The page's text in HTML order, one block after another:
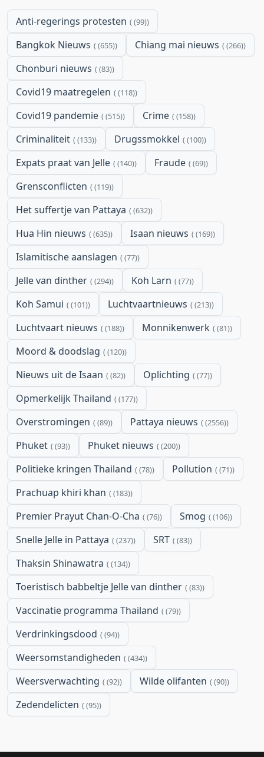
Anti-regerings protesten (99)
Bangkok Nieuws (655) Chiang mai nieuws (266)
Chonburi nieuws (83)
Covid19 maatregelen (118)
Covid19 pandemie (515) Crime (158)
Criminaliteit (133) Drugssmokkel (100)
Expats praat van Jelle (140) Fraude (69)
Grensconflicten (119)
Het suffertje van Pattaya (632)
Hua Hin nieuws (635) Isaan nieuws (169)
Islamitische aanslagen (77)
Jelle van dinther (294) Koh Larn (77)
Koh Samui (101) Luchtvaartnieuws (213)
Luchtvaart nieuws (188) Monnikenwerk (81)
Moord & doodslag (120)
Nieuws uit de Isaan (82) Oplichting (77)
Opmerkelijk Thailand (177)
Overstromingen (89) Pattaya nieuws (2556)
Phuket (93) Phuket nieuws (200)
Politieke kringen Thailand (78) Pollution (71)
Prachuap khiri khan (183)
Premier Prayut Chan-O-Cha (76) Smog (106)
Snelle Jelle in Pattaya (237) SRT (83)
Thaksin Shinawatra (134)
Toeristisch babbeltje Jelle van dinther (83)
Vaccinatie programma Thailand (79)
Verdrinkingsdood (94)
Weersomstandigheden (434)
Weersverwachting (92) Wilde olifanten (90)
Zedendelicten (95)